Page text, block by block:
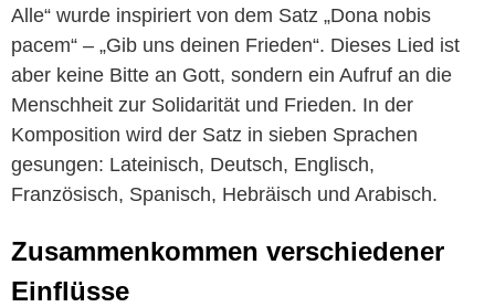
Alle“ wurde inspiriert von dem Satz „Dona nobis
pacem“ – „Gib uns deinen Frieden“. Dieses Lied ist
aber keine Bitte an Gott, sondern ein Aufruf an die
Menschheit zur Solidarität und Frieden. In der
Komposition wird der Satz in sieben Sprachen
gesungen: Lateinisch, Deutsch, Englisch,
Französisch, Spanisch, Hebräisch und Arabisch.
Zusammenkommen verschiedener
Einflüsse